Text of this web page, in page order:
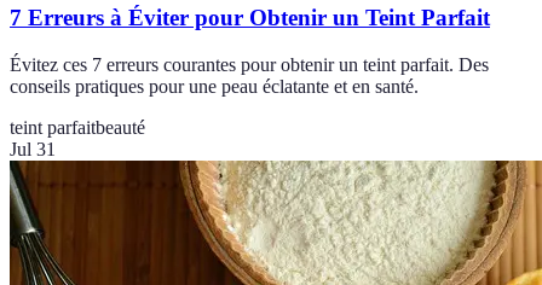
7 Erreurs à Éviter pour Obtenir un Teint Parfait
Évitez ces 7 erreurs courantes pour obtenir un teint parfait. Des
conseils pratiques pour une peau éclatante et en santé.
teint parfaitbeauté
Jul 31